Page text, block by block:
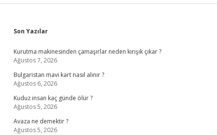
Sidebar
Son Yazılar
Kurutma makinesinden çamaşırlar neden kırışık çıkar ?
Ağustos 7, 2026
Bulgaristan mavi kart nasıl alınır ?
Ağustos 6, 2026
Kuduz insan kaç günde ölür ?
Ağustos 5, 2026
Avaza ne demektir ?
Ağustos 5, 2026